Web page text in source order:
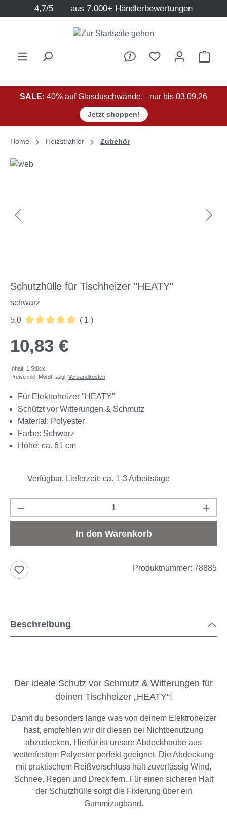
Zum Hauptinhalt springen
4,7/5 aus 7.000+ Händlerbewertungen
SALE: 40% auf Glasduschwände – nur bis 03.09.26
Jetzt shoppen!
Home Heizstrahler Zubehör
Bildergalerie überspringen
Schutzhülle für Tischheizer "HEATY"
schwarz
5,0
( 1 )
10,83 €
Inhalt: 1 Stück
Preise inkl. MwSt. zzgl. Versandkosten
Für Elektroheizer "HEATY"
Schützt vor Witterungen & Schmutz
Material: Polyester
Farbe: Schwarz
Höhe: ca. 61 cm
Verfügbar, Lieferzeit: ca. 1-3 Arbeitstage
Produkt Anzahl: Gib den gewünschten
In den Warenkorb
Produktnummer: 78885
Beschreibung
Der ideale Schutz vor Schmutz & Witterungen für
deinen Tischheizer „HEATY“!
Damit du besonders lange was von deinem Elektroheizer
hast, empfehlen wir dir diesen bei Nichtbenutzung
abzudecken. Hierfür ist unsere Abdeckhaube aus
wetterfestem Polyester perfekt geeignet. Die Abdeckung
mit praktischem Reißverschluss hält zuverlässig Wind,
Schnee, Regen und Dreck fern. Für einen sicheren Halt
der Schutzhülle sorgt die Fixierung über ein
Gummizugband.